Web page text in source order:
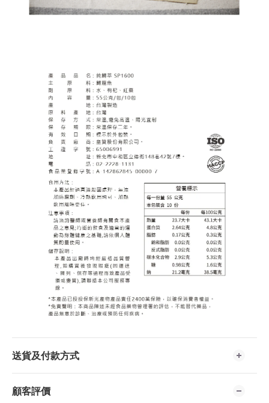
送貨及付款方式
顧客評價